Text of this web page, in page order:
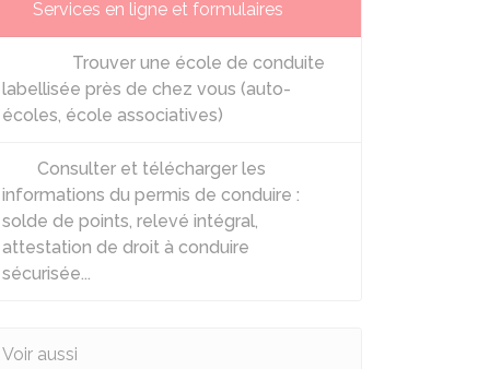
Services en ligne et formulaires
Trouver une école de conduite
labellisée près de chez vous (auto-
écoles, école associatives)
Consulter et télécharger les
informations du permis de conduire :
solde de points, relevé intégral,
attestation de droit à conduire
sécurisée...
Voir aussi